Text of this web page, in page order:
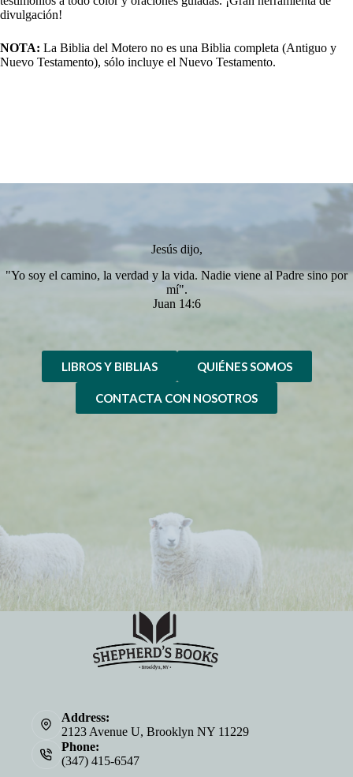
divulgación!
NOTA: La Biblia del Motero no es una Biblia completa (Antiguo y
Nuevo Testamento), sólo incluye el Nuevo Testamento.
Jesús dijo,
"Yo soy el camino, la verdad y la vida. Nadie viene al Padre sino por
mí".
Juan 14:6
LIBROS Y BIBLIAS QUIÉNES SOMOS
CONTACTA CON NOSOTROS
Address:
2123 Avenue U, Brooklyn NY 11229
Phone:
(347) 415-6547